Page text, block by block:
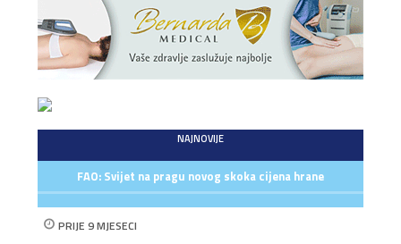
NAJNOVIJE
FAO: Svijet na pragu novog skoka cijena hrane
PRIJE 9 MJESECI